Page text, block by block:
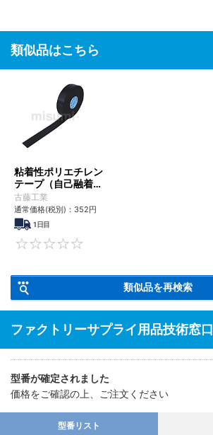
類似品はこちら
粘着性ポリエチレン
テープ（自己融着性
絶縁テープ） H-
520
古藤工業
通常価格(税別)： 352円
1日目
類似品を再検索
ファクトリーサプライ用品技術窓口
型番が確定されました
価格をご確認の上、ご注文ください
型番リスト